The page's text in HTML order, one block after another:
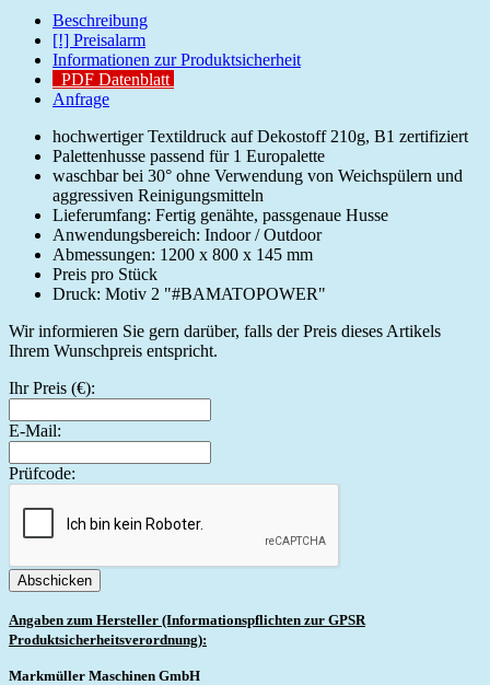
Beschreibung
[!] Preisalarm
Informationen zur Produktsicherheit
PDF Datenblatt
Anfrage
hochwertiger Textildruck auf Dekostoff 210g, B1 zertifiziert
Palettenhusse passend für 1 Europalette
waschbar bei 30° ohne Verwendung von Weichspülern und
aggressiven Reinigungsmitteln
Lieferumfang: Fertig genähte, passgenaue Husse
Anwendungsbereich: Indoor / Outdoor
Abmessungen: 1200 x 800 x 145 mm
Preis pro Stück
Druck: Motiv 2 "#BAMATOPOWER"
Wir informieren Sie gern darüber, falls der Preis dieses Artikels
Ihrem Wunschpreis entspricht.
Ihr Preis (€):
E-Mail:
Prüfcode:
Abschicken
Angaben zum Hersteller (Informationspflichten zur GPSR
Produktsicherheitsverordnung):
Markmüller Maschinen GmbH